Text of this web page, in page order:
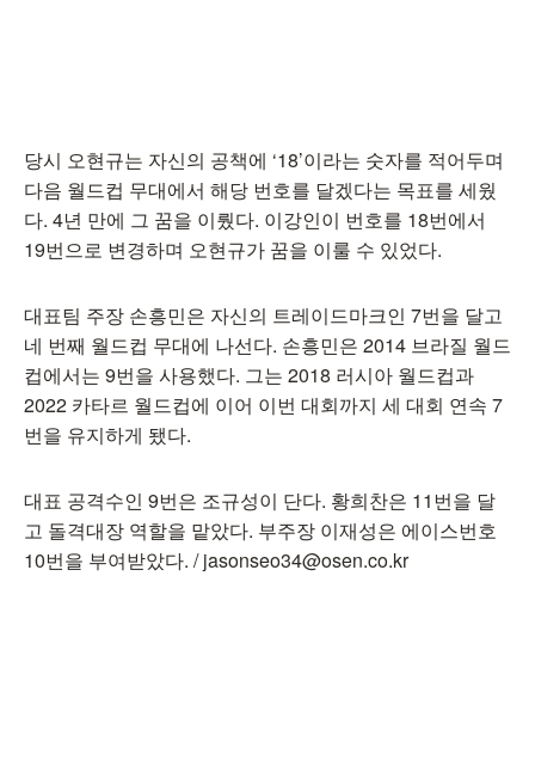
당시 오현규는 자신의 공책에 ‘18’이라는 숫자를 적어두며
다음 월드컵 무대에서 해당 번호를 달겠다는 목표를 세웠
다. 4년 만에 그 꿈을 이뤘다. 이강인이 번호를 18번에서
19번으로 변경하며 오현규가 꿈을 이룰 수 있었다.
대표팀 주장 손흥민은 자신의 트레이드마크인 7번을 달고
네 번째 월드컵 무대에 나선다. 손흥민은 2014 브라질 월드
컵에서는 9번을 사용했다. 그는 2018 러시아 월드컵과
2022 카타르 월드컵에 이어 이번 대회까지 세 대회 연속 7
번을 유지하게 됐다.
대표 공격수인 9번은 조규성이 단다. 황희찬은 11번을 달
고 돌격대장 역할을 맡았다. 부주장 이재성은 에이스번호
10번을 부여받았다. / jasonseo34@osen.co.kr